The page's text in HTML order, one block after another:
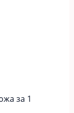
за 1